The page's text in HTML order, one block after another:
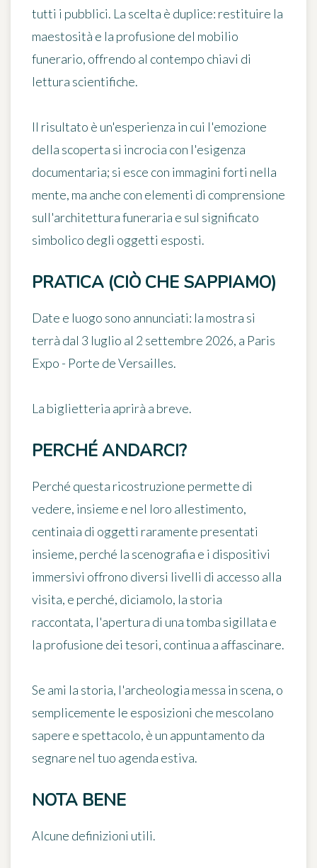
tutti i pubblici. La scelta è duplice: restituire la
maestosità e la profusione del mobilio
funerario, offrendo al contempo chiavi di
lettura scientifiche.
Il risultato è un'esperienza in cui l'emozione
della scoperta si incrocia con l'esigenza
documentaria; si esce con immagini forti nella
mente, ma anche con elementi di comprensione
sull'architettura funeraria e sul significato
simbolico degli oggetti esposti.
PRATICA (CIÒ CHE SAPPIAMO)
Date e luogo sono annunciati: la mostra si
terrà dal 3 luglio al 2 settembre 2026, a Paris
Expo - Porte de Versailles.
La biglietteria aprirà a breve.
PERCHÉ ANDARCI?
Perché questa ricostruzione permette di
vedere, insieme e nel loro allestimento,
centinaia di oggetti raramente presentati
insieme, perché la scenografia e i dispositivi
immersivi offrono diversi livelli di accesso alla
visita, e perché, diciamolo, la storia
raccontata, l'apertura di una tomba sigillata e
la profusione dei tesori, continua a affascinare.
Se ami la storia, l'archeologia messa in scena, o
semplicemente le esposizioni che mescolano
sapere e spettacolo, è un appuntamento da
segnare nel tuo agenda estiva.
NOTA BENE
Alcune definizioni utili.